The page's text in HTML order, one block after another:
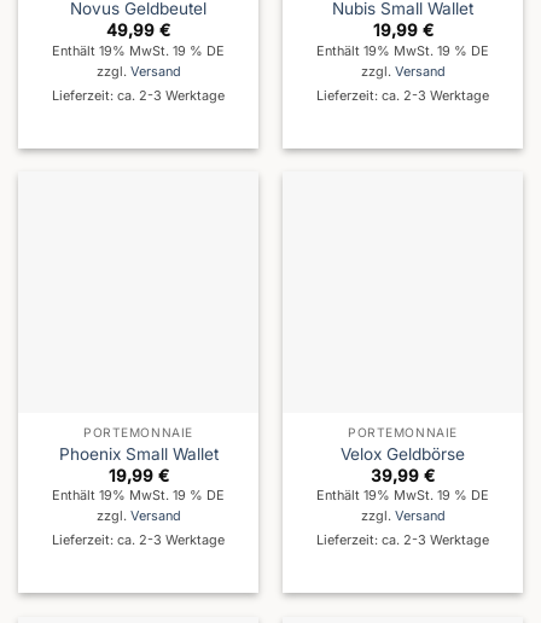
Novus Geldbeutel
49,99 €
Enthält 19% MwSt. 19 % DE
zzgl. Versand
Lieferzeit: ca. 2-3 Werktage
Nubis Small Wallet
19,99 €
Enthält 19% MwSt. 19 % DE
zzgl. Versand
Lieferzeit: ca. 2-3 Werktage
PORTEMONNAIE
Phoenix Small Wallet
19,99 €
Enthält 19% MwSt. 19 % DE
zzgl. Versand
Lieferzeit: ca. 2-3 Werktage
PORTEMONNAIE
Velox Geldbörse
39,99 €
Enthält 19% MwSt. 19 % DE
zzgl. Versand
Lieferzeit: ca. 2-3 Werktage